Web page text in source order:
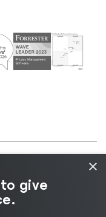
sulla privacy
legali
×
give